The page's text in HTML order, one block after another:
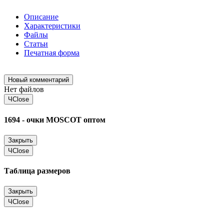
Описание
Характеристики
Файлы
Статьи
Печатная форма
Новый комментарий
Нет файлов
ЧClose
1694 - очки MOSCOT оптом
Закрыть
ЧClose
Таблица размеров
Закрыть
ЧClose